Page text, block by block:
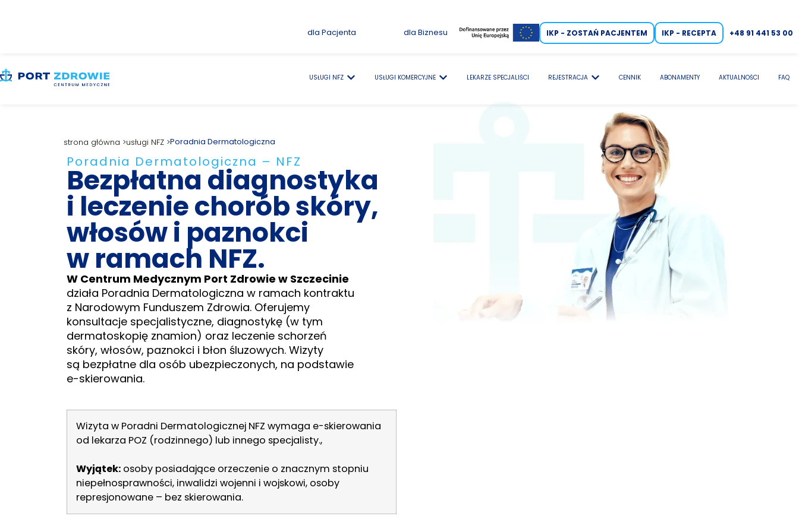
dla Pacjenta dla Biznesu IKP - ZOSTAŃ PACJENTEM IKP - RECEPTA +48 91 441 53 00
USŁUGI NFZ USŁUGI KOMERCYJNE LEKARZE SPECJALIŚCI REJESTRACJA CENNIK ABONAMENTY AKTUALNOŚCI FAQ
strona główna >usługi NFZ >Poradnia Dermatologiczna
Poradnia Dermatologiczna – NFZ
Bezpłatna diagnostyka
i leczenie chorób skóry,
włosów i paznokci
w ramach NFZ.
W Centrum Medycznym Port Zdrowie w Szczecinie
działa Poradnia Dermatologiczna w ramach kontraktu
z Narodowym Funduszem Zdrowia. Oferujemy
konsultacje specjalistyczne, diagnostykę (w tym
dermatoskopię znamion) oraz leczenie schorzeń
skóry, włosów, paznokci i błon śluzowych. Wizyty
są bezpłatne dla osób ubezpieczonych, na podstawie
e-skierowania.
Wizyta w Poradni Dermatologicznej NFZ wymaga e-skierowania
od lekarza POZ (rodzinnego) lub innego specjalisty.,
Wyjątek: osoby posiadające orzeczenie o znacznym stopniu
niepełnosprawności, inwalidzi wojenni i wojskowi, osoby
represjonowane – bez skierowania.